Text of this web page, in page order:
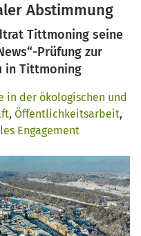
Abstimmung
Tittmoning seine
Prüfung zur
in Tittmoning
in der ökologischen und
, Öffentlichkeitsarbeit,
Engagement